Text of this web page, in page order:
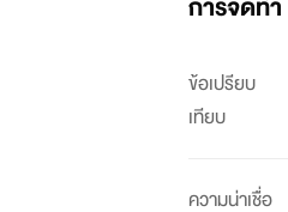
ข้อเปรียบ
เทียบ
ความน่าเชื่อ